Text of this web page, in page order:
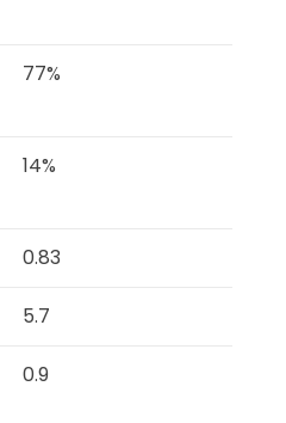
77%
14%
0.83
5.7
0.9